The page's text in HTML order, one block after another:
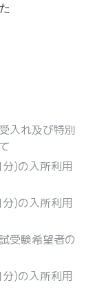
入れ及び特別
)の入所利用
)の入所利用
受験希望者の
)の入所利用